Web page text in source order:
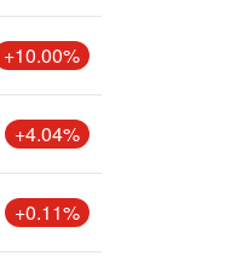
+10.00%
+4.04%
+0.11%